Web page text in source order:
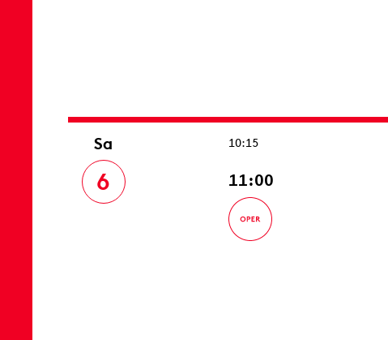
Sa
6
10:15
11:00